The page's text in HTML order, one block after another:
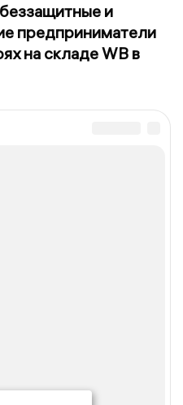
и
предприниматели
на складе WB в